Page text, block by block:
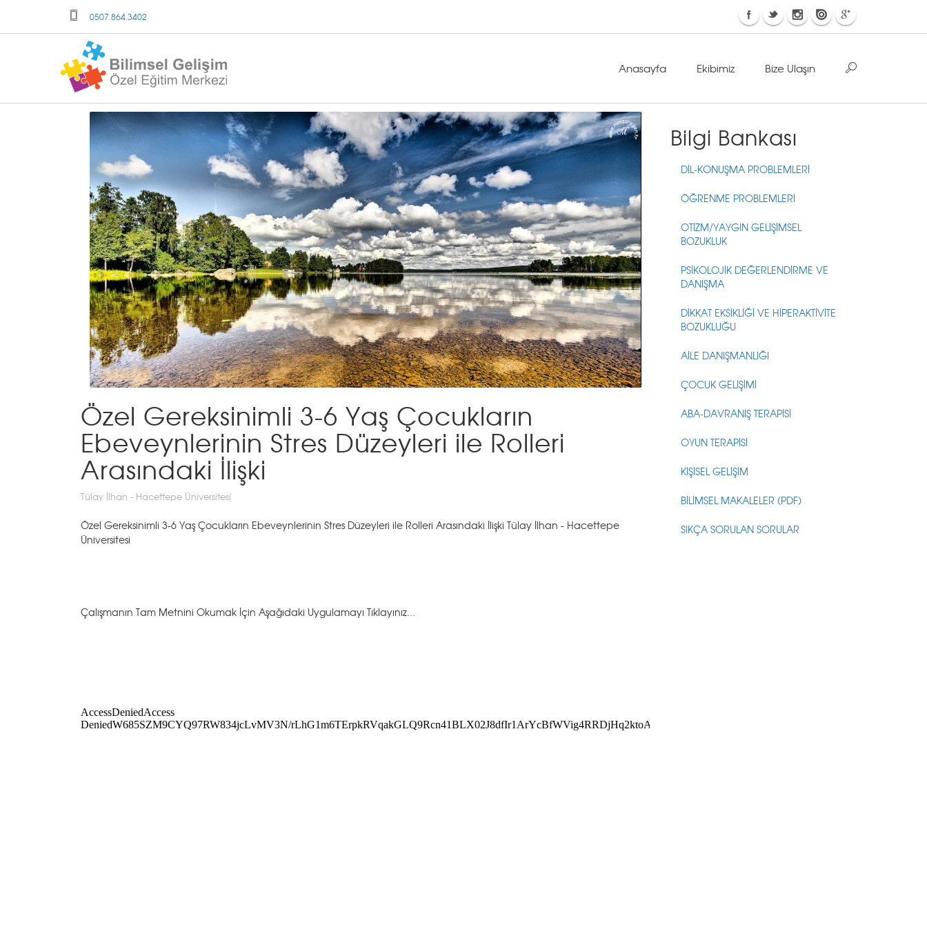
0507.864.3402
Anasayfa Ekibimiz Bize Ulaşın
Özel Gereksinimli 3-6 Yaş Çocukların
Ebeveynlerinin Stres Düzeyleri ile Rolleri
Arasındaki İlişki
Tülay İlhan - Hacettepe Üniversitesi
Özel Gereksinimli 3-6 Yaş Çocukların Ebeveynlerinin Stres Düzeyleri ile Rolleri Arasındaki İlişki Tülay İlhan - Hacettepe
Üniversitesi
Çalışmanın Tam Metnini Okumak İçin Aşağıdaki Uygulamayı Tıklayınız...
Bilgi Bankası
DİL-KONUŞMA PROBLEMLERİ
ÖĞRENME PROBLEMLERİ
OTİZM/YAYGIN GELİŞİMSEL
BOZUKLUK
PSİKOLOJİK DEĞERLENDİRME VE
DANIŞMA
DİKKAT EKSİKLİĞİ VE HİPERAKTİVİTE
BOZUKLUĞU
AİLE DANIŞMANLIĞI
ÇOCUK GELİŞİMİ
ABA-DAVRANIŞ TERAPİSİ
OYUN TERAPİSİ
KİŞİSEL GELİŞİM
BİLİMSEL MAKALELER (PDF)
SIKÇA SORULAN SORULAR